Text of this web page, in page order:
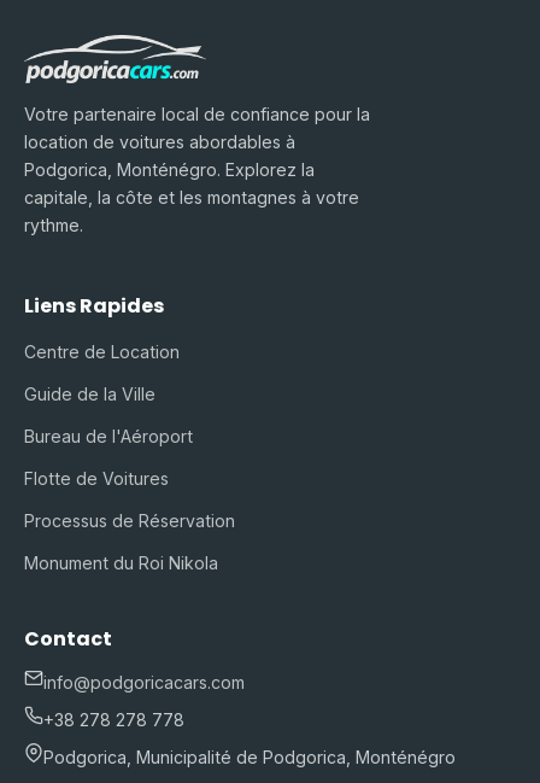
Votre partenaire local de confiance pour la
location de voitures abordables à
Podgorica, Monténégro. Explorez la
capitale, la côte et les montagnes à votre
rythme.
Liens Rapides
Centre de Location
Guide de la Ville
Bureau de l'Aéroport
Flotte de Voitures
Processus de Réservation
Monument du Roi Nikola
Contact
info@podgoricacars.com
+38 278 278 778
Podgorica, Municipalité de Podgorica, Monténégro